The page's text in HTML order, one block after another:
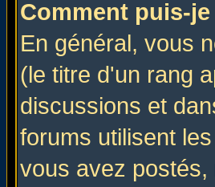
Comment puis-
En général, vous
(le titre d'un rang
discussions et
forums utilisent
vous avez